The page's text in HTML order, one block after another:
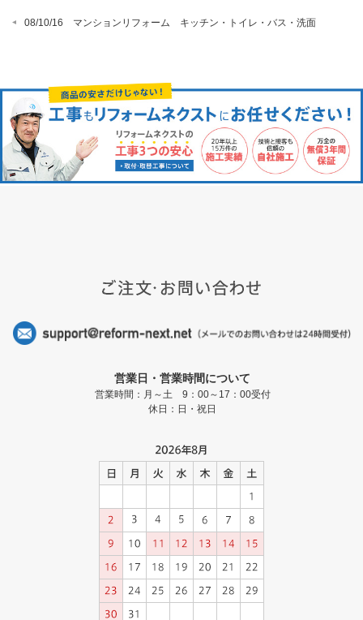
08/10/16 マンションリフォーム キッチン・トイレ・バス・洗面
営業日・営業時間について
営業時間：月～土 9：00～17：00受付
休日：日・祝日